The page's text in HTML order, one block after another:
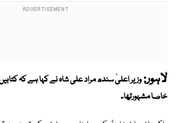
لاہور:وزیر اعلیٰ سندھ مراد علی شاہ نے کہا ہے کہ
خاصا مشہورتھا۔